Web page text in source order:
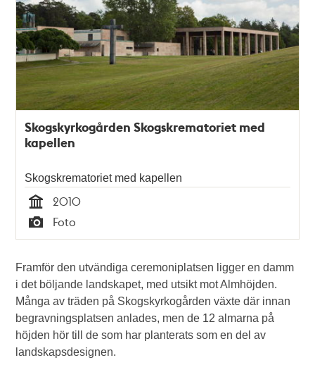
Skogskyrkogården Skogskrematoriet med
kapellen
Skogskrematoriet med kapellen
Tid
2010
Typ
Foto
Framför den utvändiga ceremoniplatsen ligger en damm
i det böljande landskapet, med utsikt mot Almhöjden.
Många av träden på Skogskyrkogården växte där innan
begravningsplatsen anlades, men de 12 almarna på
höjden hör till de som har planterats som en del av
landskapsdesignen.